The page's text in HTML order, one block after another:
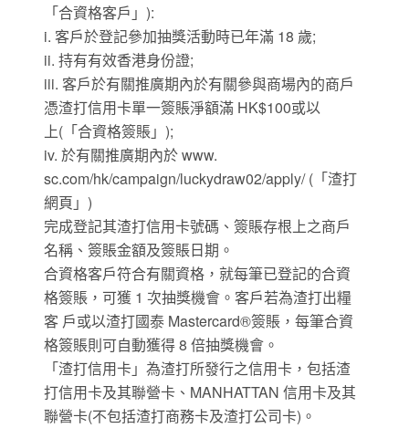
「合資格客戶」):
i. 客戶於登記參加抽獎活動時已年滿 18 歲;
ii. 持有有效香港身份證;
iii. 客戶於有關推廣期內於有關參與商場內的商戶
憑渣打信用卡單一簽賬淨額滿 HK$100或以
上(「合資格簽賬」);
iv. 於有關推廣期內於 www.
sc.com/hk/campaign/luckydraw02/apply/ (「渣打
網頁」)
完成登記其渣打信用卡號碼、簽賬存根上之商戶
名稱、簽賬金額及簽賬日期。
合資格客戶符合有關資格，就每筆已登記的合資
格簽賬，可獲 1 次抽獎機會。客戶若為渣打出糧
客 戶或以渣打國泰 Mastercard®簽賬，每筆合資
格簽賬則可自動獲得 8 倍抽獎機會。
「渣打信用卡」為渣打所發行之信用卡，包括渣
打信用卡及其聯營卡、MANHATTAN 信用卡及其
聯營卡(不包括渣打商務卡及渣打公司卡)。